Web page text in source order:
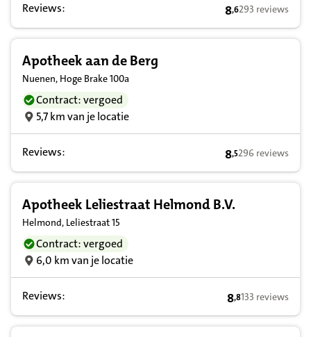
Reviews: 8,6 op basis van
8,6293 reviews
Apotheek aan de Berg
Nuenen, Hoge Brake 100a
Contract: vergoed
5,7 km van je locatie
Reviews: 8,5 op basis van
8,5296 reviews
Apotheek Leliestraat Helmond B.V.
Helmond, Leliestraat 15
Contract: vergoed
6,0 km van je locatie
Reviews: 8,8 op basis van
8,8133 reviews